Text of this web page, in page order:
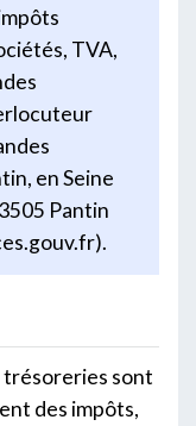
TVA,
en Seine
Pantin
trésoreries sont
des impôts,